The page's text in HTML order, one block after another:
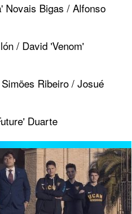
Novais Bigas / Alfonso
/ David 'Venom'
Ribeiro / Josué
Duarte